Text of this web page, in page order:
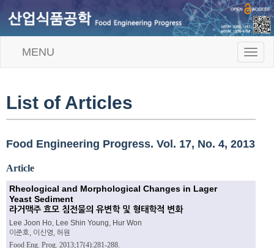
T
o
n
v
MENU
List of Articles
Food Engineering Progress. Vol. 17, No. 4, 2013
Article
Rheological and Morphological Changes in Lager
Yeast Sediment
라거맥주 효모 침전물의 유변학 및 형태학적 변화
Lee Joon Ho, Lee Shin Young, Hur Won
이준호, 이신영, 허원
Food Eng. Prog. 2013;17(4):281-288.